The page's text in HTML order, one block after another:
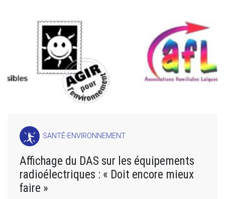
SANTÉ-ENVIRONNEMENT
Affichage du DAS sur les équipements
radioélectriques : « Doit encore mieux
faire »